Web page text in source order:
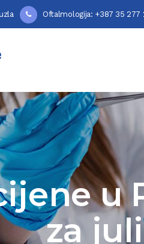
Oftalmologija: +387 35 277
u
za